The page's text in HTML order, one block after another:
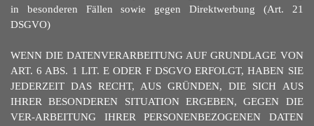
in besonderen Fällen sowie gegen Direktwerbung (Art. 21
DSGVO)
WENN DIE DATENVERARBEITUNG AUF GRUNDLAGE VON
ART. 6 ABS. 1 LIT. E ODER F DSGVO ERFOLGT, HABEN SIE
JEDERZEIT DAS RECHT, AUS GRÜNDEN, DIE SICH AUS
IHRER BESONDEREN SITUATION ERGEBEN, GEGEN DIE
VER-ARBEITUNG IHRER PERSONENBEZOGENEN DATEN